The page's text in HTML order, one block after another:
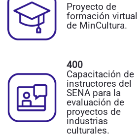
Proyecto de
formación virtual
de MinCultura.
400
Capacitación de
instructores del
SENA para la
evaluación de
proyectos de
industrias
culturales.